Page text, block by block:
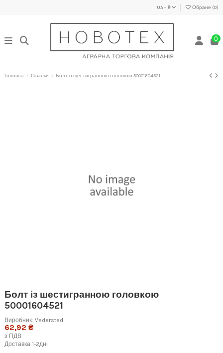
UAH ₴ Обране (0)
0
Головна Сівалки Болт із шестигранною головкою 50001604521
Болт із шестигранною головкою
50001604521
Виробник: Vaderstad
62,92 ₴
з ПДВ
Доставка 1-2дні